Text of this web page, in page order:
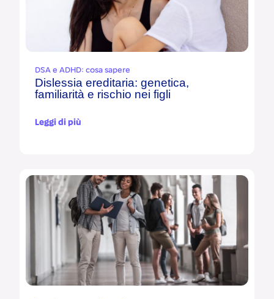
DSA e ADHD: cosa sapere
Dislessia ereditaria: genetica,
familiarità e rischio nei figli
Leggi di più